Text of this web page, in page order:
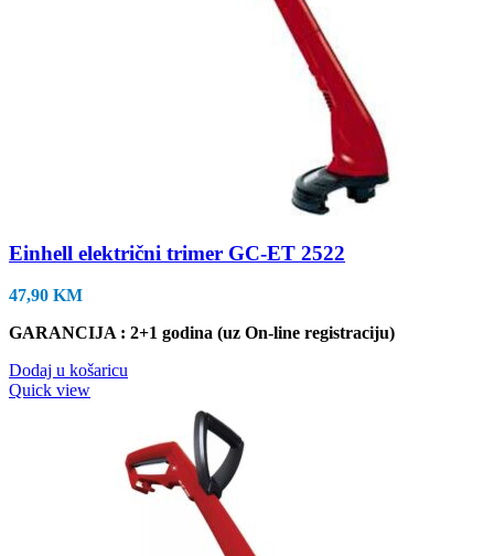
Einhell električni trimer GC-ET 2522
47,90 KM
GARANCIJA : 2+1 godina (uz On-line registraciju)
Dodaj u košaricu
Quick view